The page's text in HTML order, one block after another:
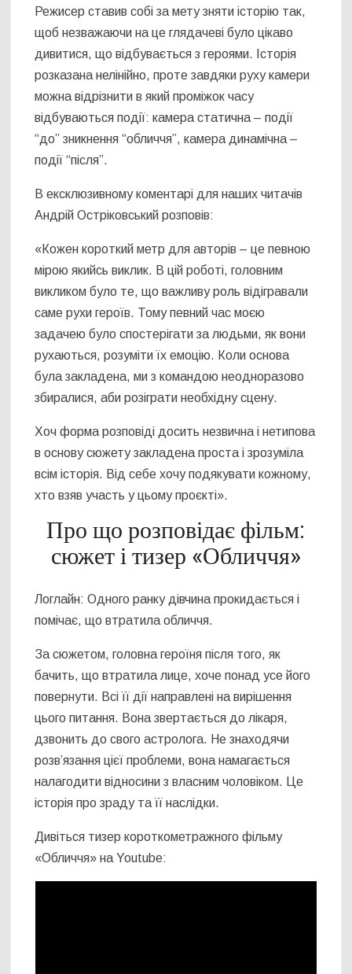
Режисер ставив собі за мету зняти історію так,
щоб незважаючи на це глядачеві було цікаво
дивитися, що відбувається з героями. Історія
розказана нелінійно, проте завдяки руху камери
можна відрізнити в який проміжок часу
відбуваються події: камера статична – події
“до” зникнення “обличчя”, камера динамічна –
події “після”.
В ексклюзивному коментарі для наших читачів
Андрій Остріковський розповів:
«Кожен короткий метр для авторів – це певною
мірою якийсь виклик. В цій роботі, головним
викликом було те, що важливу роль відігравали
саме рухи героїв. Тому певний час моєю
задачею було спостерігати за людьми, як вони
рухаються, розуміти їх емоцію. Коли основа
була закладена, ми з командою неодноразово
збиралися, аби розіграти необхідну сцену.
Хоч форма розповіді досить незвична і нетипова
в основу сюжету закладена проста і зрозуміла
всім історія. Від себе хочу подякувати кожному,
хто взяв участь у цьому проєкті».
Про що розповідає фільм:
сюжет і тизер «Обличчя»
Логлайн: Одного ранку дівчина прокидається і
помічає, що втратила обличчя.
За сюжетом, головна героїня після того, як
бачить, що втратила лице, хоче понад усе його
повернути. Всі її дії направлені на вирішення
цього питання. Вона звертається до лікаря,
дзвонить до свого астролога. Не знаходячи
розв’язання цієї проблеми, вона намагається
налагодити відносини з власним чоловіком. Це
історія про зраду та її наслідки.
Дивіться тизер короткометражного фільму
«Обличчя» на Youtube: